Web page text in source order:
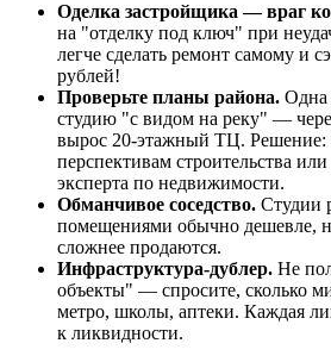
Оделка застройщика — враг
на "отделку под ключ" при
легче сделать ремонт самому и
рублей!
Проверьте планы района. Одна
студию "с видом на реку" —
вырос 20-этажный ТЦ. Решение:
перспективам строительства
эксперта по недвижимости.
Обманчивое соседство. Студии
помещениями обычно дешевле,
сложнее продаются.
Инфраструктура-дублер. Не
объекты" — спросите, сколько
метро, школы, аптеки. Каждая
к ликвидности.